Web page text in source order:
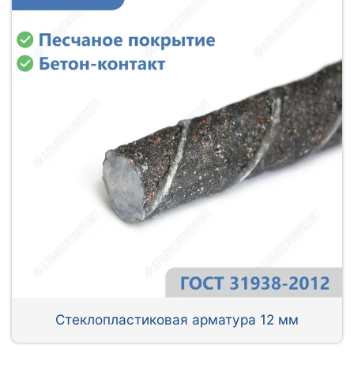
Стеклопластиковая арматура 12 мм